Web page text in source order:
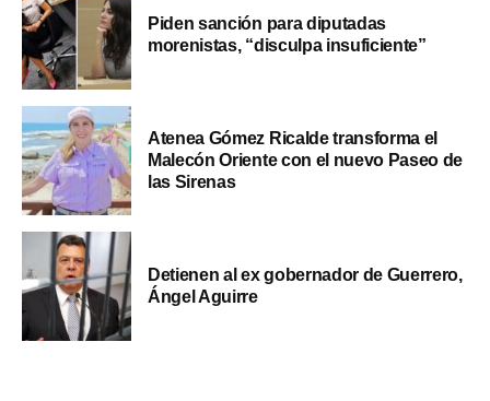
Piden sanción para diputadas
morenistas, “disculpa insuficiente”
Atenea Gómez Ricalde transforma el
Malecón Oriente con el nuevo Paseo de
las Sirenas
Detienen al ex gobernador de Guerrero,
Ángel Aguirre